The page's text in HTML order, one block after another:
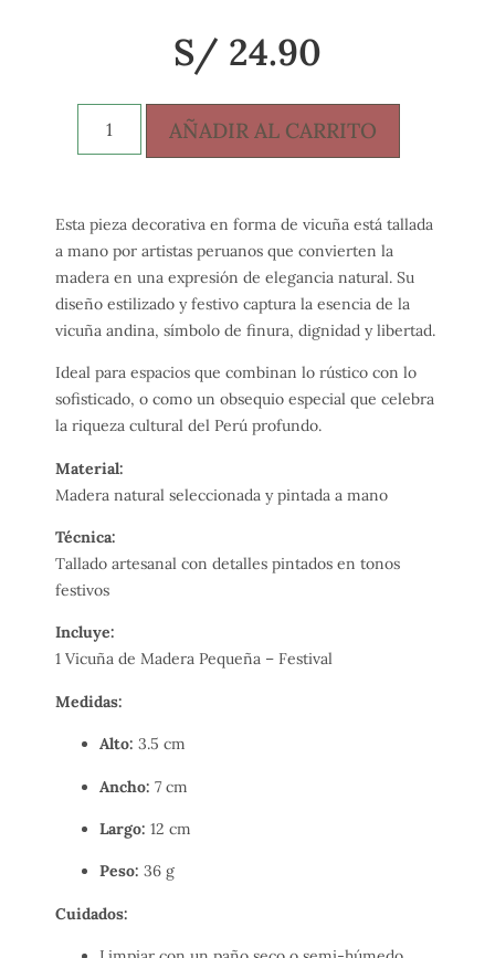
S/ 24.90
AÑADIR AL CARRITO
Esta pieza decorativa en forma de vicuña está tallada
a mano por artistas peruanos que convierten la
madera en una expresión de elegancia natural. Su
diseño estilizado y festivo captura la esencia de la
vicuña andina, símbolo de finura, dignidad y libertad.
Ideal para espacios que combinan lo rústico con lo
sofisticado, o como un obsequio especial que celebra
la riqueza cultural del Perú profundo.
Material:
Madera natural seleccionada y pintada a mano
Técnica:
Tallado artesanal con detalles pintados en tonos
festivos
Incluye:
1 Vicuña de Madera Pequeña – Festival
Medidas:
Alto: 3.5 cm
Ancho: 7 cm
Largo: 12 cm
Peso: 36 g
Cuidados: